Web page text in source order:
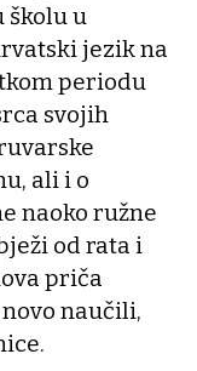
školu u
jezik na
periodu
svojih
ali i o
naoko ružne
od rata i
priča
naučili,